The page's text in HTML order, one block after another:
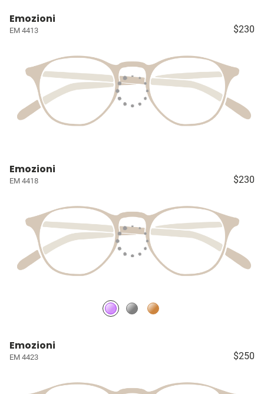
Emozioni
EM 4413 $230
Emozioni
EM 4418 $230
Emozioni
EM 4423 $250